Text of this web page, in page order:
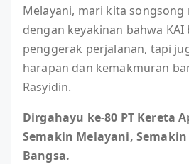
Melayani, mari kita songsong
dengan keyakinan bahwa KAI
penggerak perjalanan, tapi
harapan dan kemakmuran
Rasyidin.
Dirgahayu ke-80 PT Kereta
Semakin Melayani,
Bangsa.